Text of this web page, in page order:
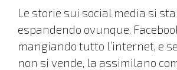
Le storie sui social media si
espandendo ovunque.
mangiando tutto l’internet, e
non si vende, la assimilano